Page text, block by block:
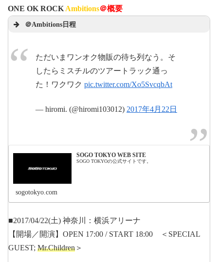
ONE OK ROCKAmbitions＠概要
＠Ambitions日程
ただいまワンオク物販の待ち列なう。そ
したらミスチルのツアートラック通っ
た！ワクワク pic.twitter.com/Xo5SvcqbAt
— hiromi. (@hiromi103012) 2017年4月22日
SOGO TOKYO WEB SITE
SOGO TOKYOの公式サイトです。
sogotokyo.com
■2017/04/22(土) 神奈川：横浜アリーナ
【開場／開演】OPEN 17:00 / START 18:00 ＜SPECIAL
GUEST; Mr.Children ＞